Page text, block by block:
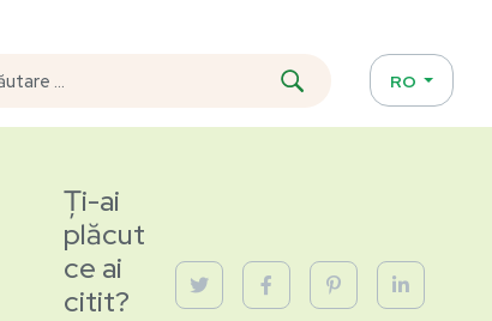
RO
Ți-ai
plăcut
ce ai
citit?